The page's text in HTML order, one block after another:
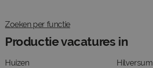
Zoeken per functie
Productie vacatures in
Huizen Hilversum